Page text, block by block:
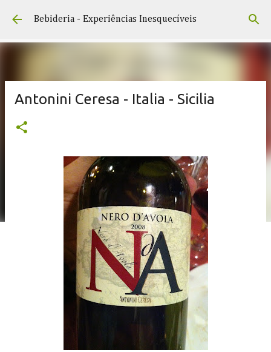
Pular para o conteúdo principal
Bebideria - Experiências Inesquecíveis
Antonini Ceresa - Italia - Sicilia